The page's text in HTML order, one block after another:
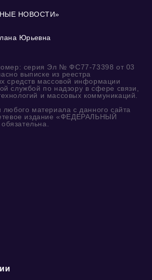
НОВОСТИ»
Юрьевна
серия Эл № ФС77-73398 от 03
выписке из реестра
средств массовой информации
службой по надзору в сфере связи,
и массовых коммуникаций.
любого материала с данного сайта
издание «ФЕДЕРАЛЬНЫЙ